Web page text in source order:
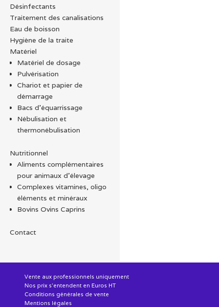
Désinfectants
Traitement des canalisations
Eau de boisson
Hygiène de la traite
Matériel
Matériel de dosage
Pulvérisation
Chariot et papier de
démarrage
Bacs d'équarrissage
Nébulisation et
thermonébulisation
Nutritionnel
Aliments complémentaires
pour animaux d'élevage
Complexes vitamines, oligo
éléments et minéraux
Bovins Ovins Caprins
Contact
Vente aux professionnels uniquement
Nos prix s'entendent en Euros HT
Conditions générales de vente
Mentions légales